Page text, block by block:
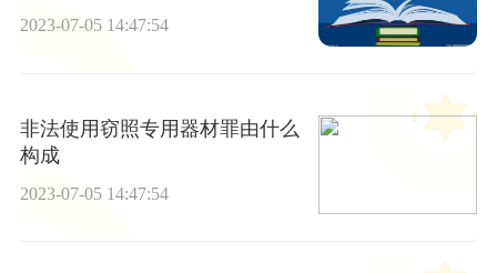
些？
2023-07-05 14:47:54
非法使用窃照专用器材罪由什么
构成
2023-07-05 14:47:54